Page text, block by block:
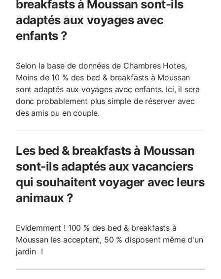
breakfasts à Moussan sont-ils
adaptés aux voyages avec
enfants ?
Selon la base de données de Chambres Hotes,
Moins de 10 % des bed & breakfasts à Moussan
sont adaptés aux voyages avec enfants. Ici, il sera
donc probablement plus simple de réserver avec
des amis ou en couple.
Les bed & breakfasts à Moussan
sont-ils adaptés aux vacanciers
qui souhaitent voyager avec leurs
animaux ?
Evidemment ! 100 % des bed & breakfasts à
Moussan les acceptent, 50 % disposent même d'un
jardin !